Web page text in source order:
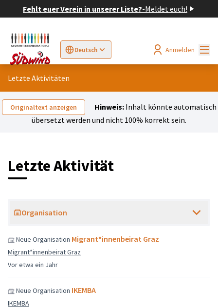
Fehlt euer Verein in unserer Liste?-Meldet euch!
Deutsch
Sprache wählen Choose languageElegir el idioma
Anmelden
Letzte Aktivitäten
Originaltext anzeigen Hinweis:Inhalt könnte automatisch
übersetzt werden und nicht 100% korrekt sein.
Letzte Aktivität
Organisation
Vor etwa ein Jahr
Neue Organisation Migrant*innenbeirat Graz
Migrant*innenbeirat Graz
Neue Organisation IKEMBA
IKEMBA